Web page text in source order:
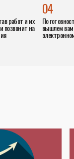
04
По
вышлем вам
работ и их
позвонит на